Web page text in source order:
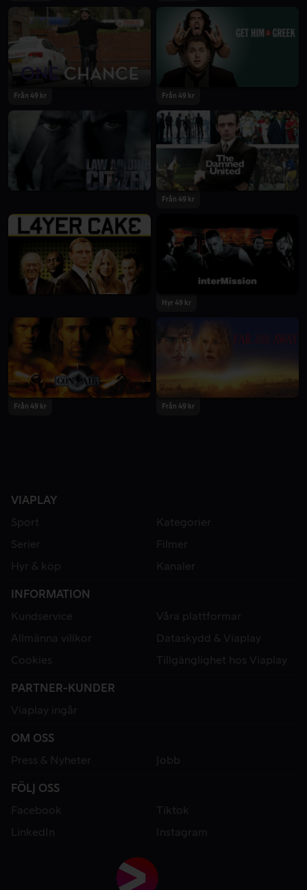
Från 49 kr Från 49 kr
Från 49 kr
Hyr 49 kr
Från 49 kr Från 49 kr
VIAPLAY
Sport
Kategorier
Serier
Filmer
Hyr & köp
Kanaler
INFORMATION
Kundservice
Våra plattformar
Allmänna villkor
Dataskydd & Viaplay
Cookies
Tillgänglighet hos Viaplay
PARTNER-KUNDER
Viaplay ingår
OM OSS
Press & Nyheter
Jobb
FÖLJ OSS
Facebook
Tiktok
LinkedIn
Instagram